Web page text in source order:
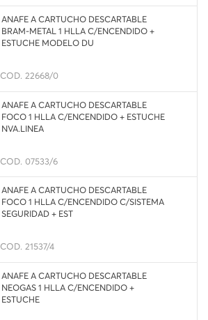
ANAFE A CARTUCHO DESCARTABLE
BRAM-METAL 1 HLLA C/ENCENDIDO +
ESTUCHE MODELO DU
COD. 22668/0
ANAFE A CARTUCHO DESCARTABLE
FOCO 1 HLLA C/ENCENDIDO + ESTUCHE
NVA.LINEA
COD. 07533/6
ANAFE A CARTUCHO DESCARTABLE
FOCO 1 HLLA C/ENCENDIDO C/SISTEMA
SEGURIDAD + EST
COD. 21537/4
ANAFE A CARTUCHO DESCARTABLE
NEOGAS 1 HLLA C/ENCENDIDO +
ESTUCHE